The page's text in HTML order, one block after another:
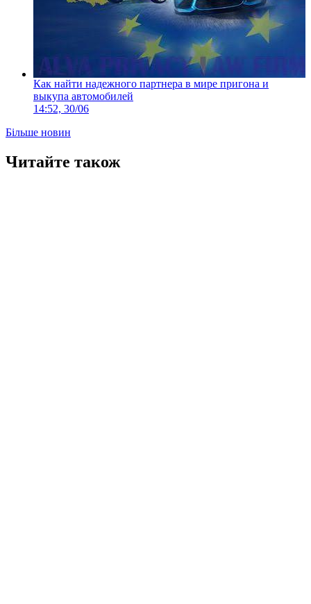
Как найти надежного партнера в мире пригона и
выкупа автомобилей
14:52, 30/06
Більше новин
Читайте також